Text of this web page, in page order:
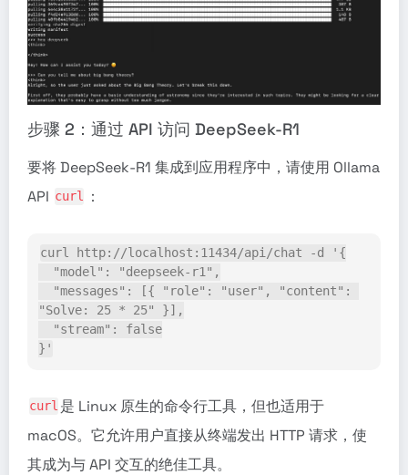
步骤 2：通过 API 访问 DeepSeek-R1
要将 DeepSeek-R1 集成到应用程序中，请使用 Ollama
API curl ：
curl http://localhost:11434/api/chat -d '{
  "model": "deepseek-r1",
"Solve: 25 * 25" }],
  "stream": false
}'
curl 是 Linux 原生的命令行工具，但也适用于
macOS。它允许用户直接从终端发出 HTTP 请求，使
其成为与 API 交互的绝佳工具。